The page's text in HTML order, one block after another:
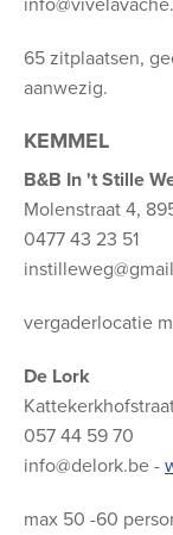
65 zitplaatsen,
aanwezig.
KEMMEL
B&B In 't Stille
Molenstraat 4,
0477 43 23 51
vergaderlocatie
De Lork
057 44 59 70
info@delork.be -
max 50 -60